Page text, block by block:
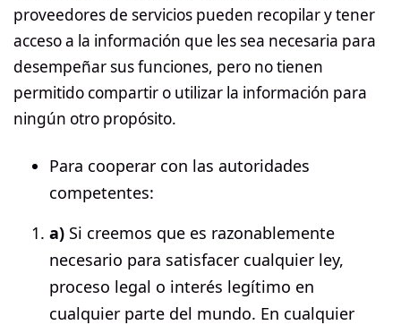
proveedores de servicios pueden recopilar y tener
acceso a la información que les sea necesaria para
desempeñar sus funciones, pero no tienen
permitido compartir o utilizar la información para
ningún otro propósito.
Para cooperar con las autoridades
competentes:
a) Si creemos que es razonablemente
necesario para satisfacer cualquier ley,
proceso legal o interés legítimo en
cualquier parte del mundo. En cualquier